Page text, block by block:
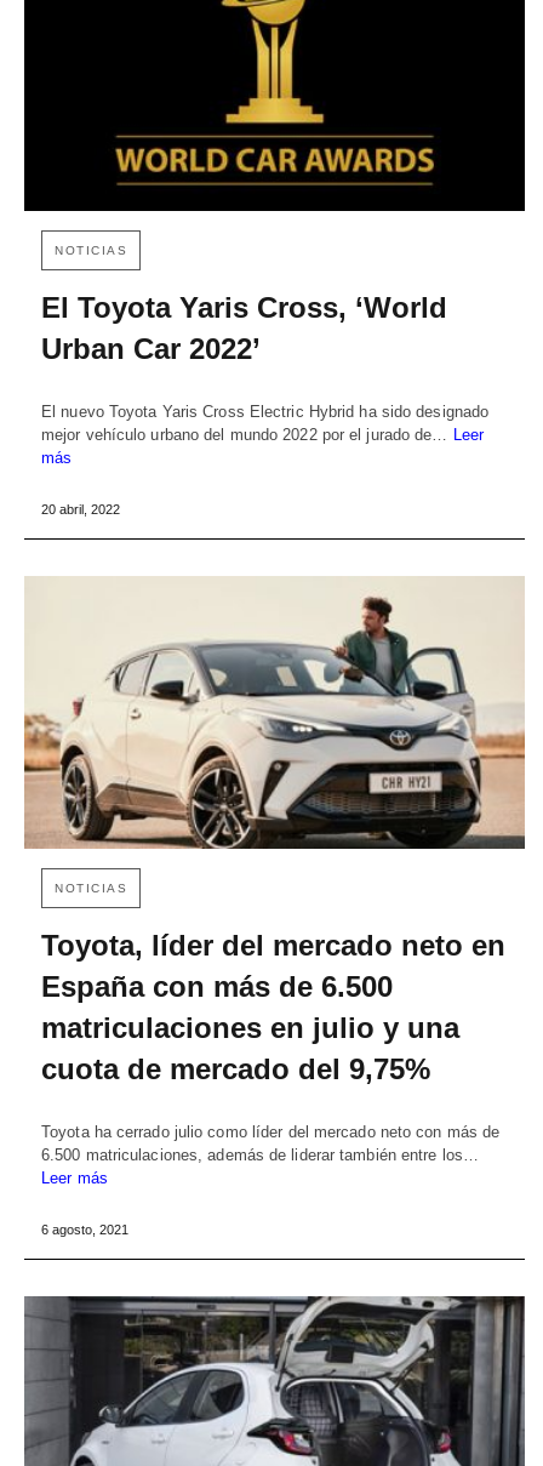
NOTICIAS
El Toyota Yaris Cross, ‘World
Urban Car 2022’
El nuevo Toyota Yaris Cross Electric Hybrid ha sido designado
mejor vehículo urbano del mundo 2022 por el jurado de… Leer
más
20 abril, 2022
NOTICIAS
Toyota, líder del mercado neto en
España con más de 6.500
matriculaciones en julio y una
cuota de mercado del 9,75%
Toyota ha cerrado julio como líder del mercado neto con más de
6.500 matriculaciones, además de liderar también entre los…
Leer más
6 agosto, 2021